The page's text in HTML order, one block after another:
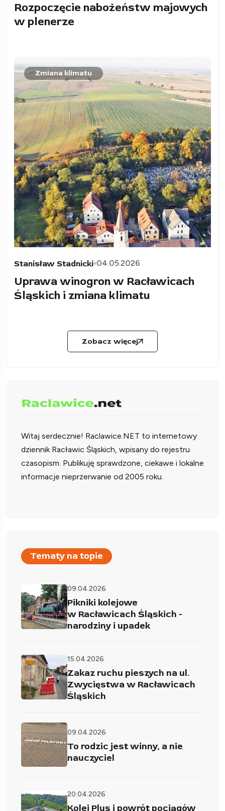
Rozpoczęcie nabożeństw majowych
w plenerze
Zmiana klimatu
Stanisław Stadnicki 04.05.2026
Uprawa winogron w Racławicach
Śląskich i zmiana klimatu
Zobacz więcej
Witaj serdecznie! Raclawice.NET to internetowy
dziennik Racławic Śląskich, wpisany do rejestru
czasopism. Publikuję sprawdzone, ciekawe i lokalne
informacje nieprzerwanie od 2005 roku.
Tematy na topie
09.04.2026
Pikniki kolejowe
w Racławicach Śląskich -
narodziny i upadek
15.04.2026
Zakaz ruchu pieszych na ul.
Zwycięstwa w Racławicach
Śląskich
09.04.2026
To rodzic jest winny, a nie
nauczyciel
20.04.2026
Kolej Plus i powrót pociągów